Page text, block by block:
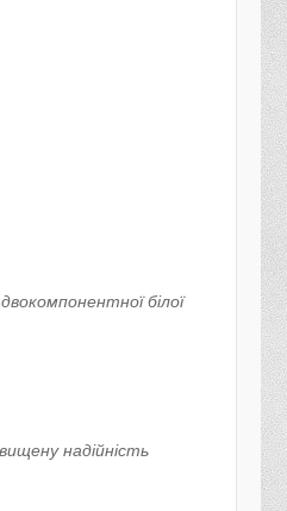
білої
надійність